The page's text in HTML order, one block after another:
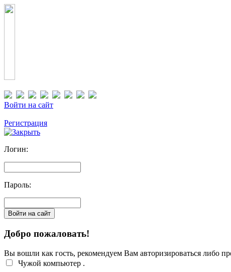
Войти на сайт
Регистрация
Логин:
Пароль:
Добро пожаловать!
Вы вошли как гость, рекомендуем Вам авторизироваться либо
Чужой компьютер .